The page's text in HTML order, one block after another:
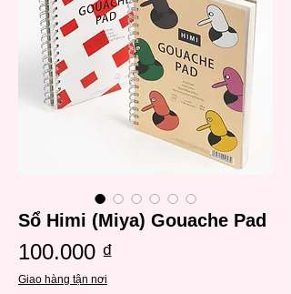
Sổ Himi (Miya) Gouache Pad
100.000 ₫
Giao hàng tận nơi